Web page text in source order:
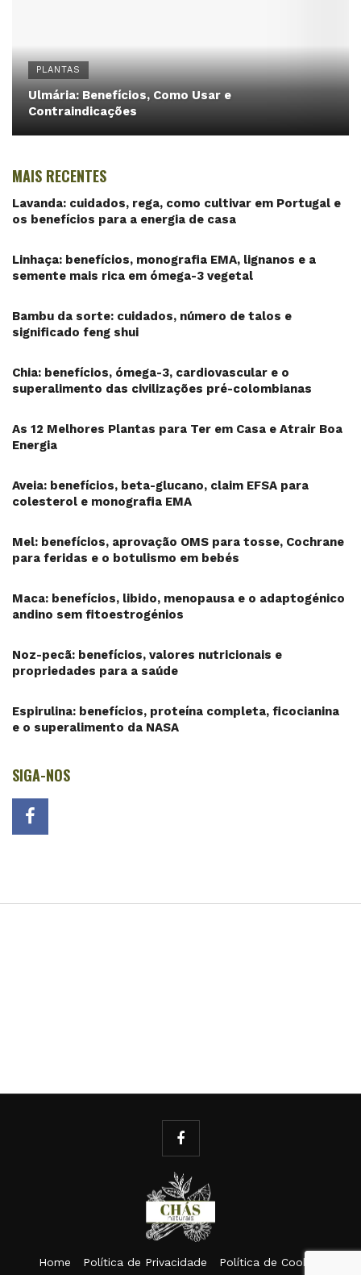
PLANTAS
Ulmária: Benefícios, Como Usar e
Contraindicações
MAIS RECENTES
Lavanda: cuidados, rega, como cultivar em Portugal e
os benefícios para a energia de casa
Linhaça: benefícios, monografia EMA, lignanos e a
semente mais rica em ómega-3 vegetal
Bambu da sorte: cuidados, número de talos e
significado feng shui
Chia: benefícios, ómega-3, cardiovascular e o
superalimento das civilizações pré-colombianas
As 12 Melhores Plantas para Ter em Casa e Atrair Boa
Energia
Aveia: benefícios, beta-glucano, claim EFSA para
colesterol e monografia EMA
Mel: benefícios, aprovação OMS para tosse, Cochrane
para feridas e o botulismo em bebés
Maca: benefícios, libido, menopausa e o adaptogénico
andino sem fitoestrogénios
Noz-pecã: benefícios, valores nutricionais e
propriedades para a saúde
Espirulina: benefícios, proteína completa, ficocianina
e o superalimento da NASA
SIGA-NOS
Home Política de Privacidade
Política de Cookies